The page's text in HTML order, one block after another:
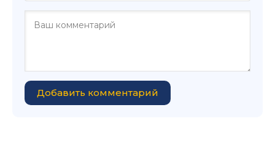
Добавить комментарий